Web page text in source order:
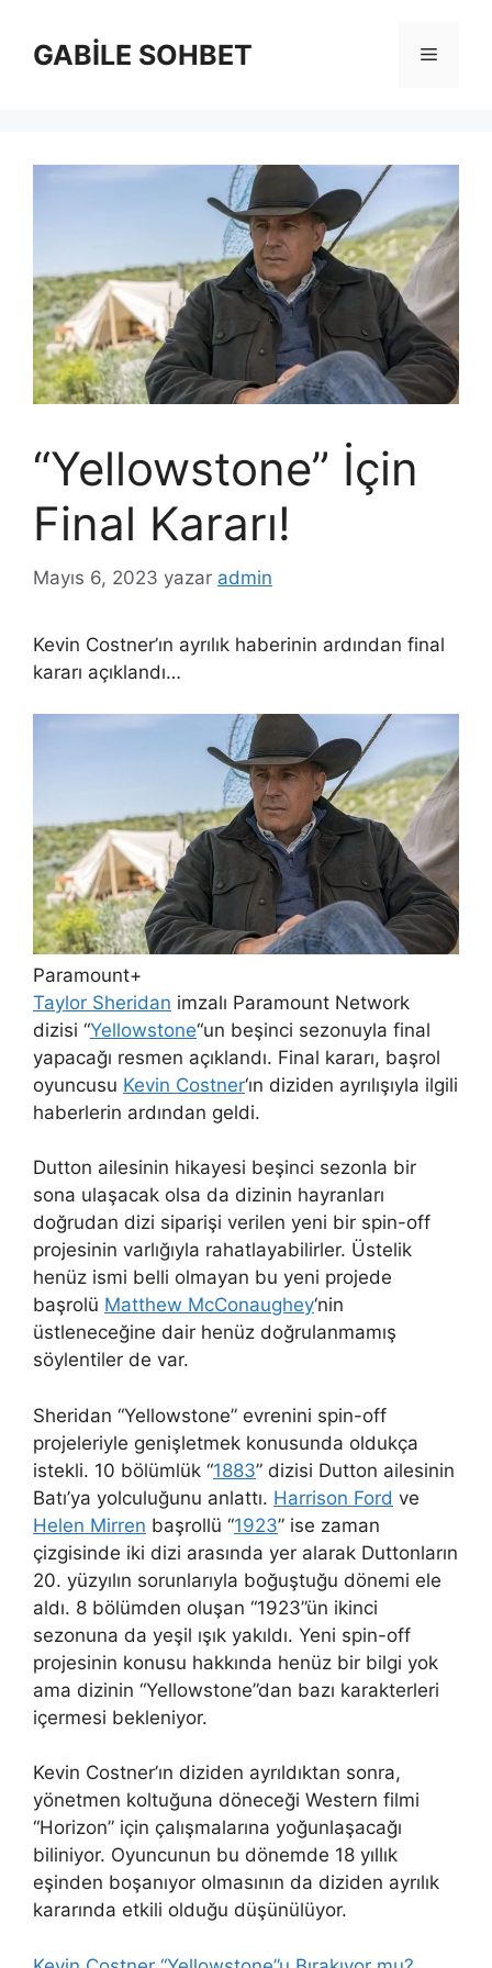
GABİLE SOHBET Menü
“Yellowstone” İçin
Final Kararı!
Mayıs 6, 2023 yazar admin
Kevin Costner’ın ayrılık haberinin ardından final
kararı açıklandı…
Paramount+
Taylor Sheridan imzalı Paramount Network
dizisi “Yellowstone“un beşinci sezonuyla final
yapacağı resmen açıklandı. Final kararı, başrol
oyuncusu Kevin Costner‘ın diziden ayrılışıyla ilgili
haberlerin ardından geldi.
Dutton ailesinin hikayesi beşinci sezonla bir
sona ulaşacak olsa da dizinin hayranları
doğrudan dizi siparişi verilen yeni bir spin-off
projesinin varlığıyla rahatlayabilirler. Üstelik
henüz ismi belli olmayan bu yeni projede
başrolü Matthew McConaughey‘nin
üstleneceğine dair henüz doğrulanmamış
söylentiler de var.
Sheridan “Yellowstone” evrenini spin-off
projeleriyle genişletmek konusunda oldukça
istekli. 10 bölümlük “1883” dizisi Dutton ailesinin
Batı’ya yolculuğunu anlattı. Harrison Ford ve
Helen Mirren başrollü “1923” ise zaman
çizgisinde iki dizi arasında yer alarak Duttonların
20. yüzyılın sorunlarıyla boğuştuğu dönemi ele
aldı. 8 bölümden oluşan “1923”ün ikinci
sezonuna da yeşil ışık yakıldı. Yeni spin-off
projesinin konusu hakkında henüz bir bilgi yok
ama dizinin “Yellowstone”dan bazı karakterleri
içermesi bekleniyor.
Kevin Costner’ın diziden ayrıldıktan sonra,
yönetmen koltuğuna döneceği Western filmi
“Horizon” için çalışmalarına yoğunlaşacağı
biliniyor. Oyuncunun bu dönemde 18 yıllık
eşinden boşanıyor olmasının da diziden ayrılık
kararında etkili olduğu düşünülüyor.